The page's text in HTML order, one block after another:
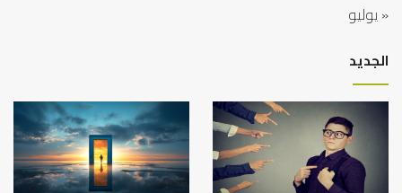
« يوليو
الجديد